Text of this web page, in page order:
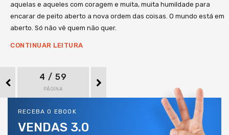
aquelas e aqueles com coragem e muita, muita humildade para
encarar de peito aberto a nova ordem das coisas. O mundo está em
aberto. Só não vê quem não quer.
CONTINUAR LEITURA
4 / 59
PÁGINA
RECEBA O EBOOK
VENDAS 3.0